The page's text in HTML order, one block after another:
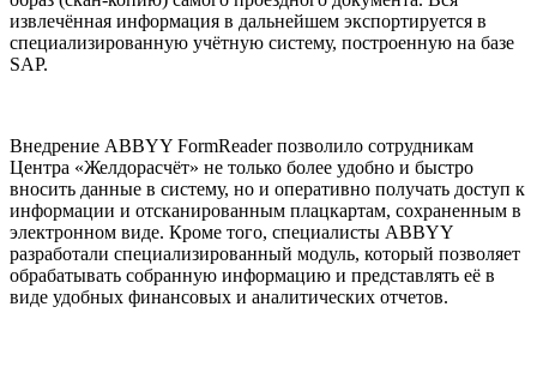
извлечённая информация в дальнейшем экспортируется в
специализированную учётную систему, построенную на базе
SAP.
Внедрение ABBYY FormReader позволило сотрудникам
Центра «Желдорасчёт» не только более удобно и быстро
вносить данные в систему, но и оперативно получать доступ к
информации и отсканированным плацкартам, сохраненным в
электронном виде. Кроме того, специалисты ABBYY
разработали специализированный модуль, который позволяет
обрабатывать собранную информацию и представлять её в
виде удобных финансовых и аналитических отчетов.